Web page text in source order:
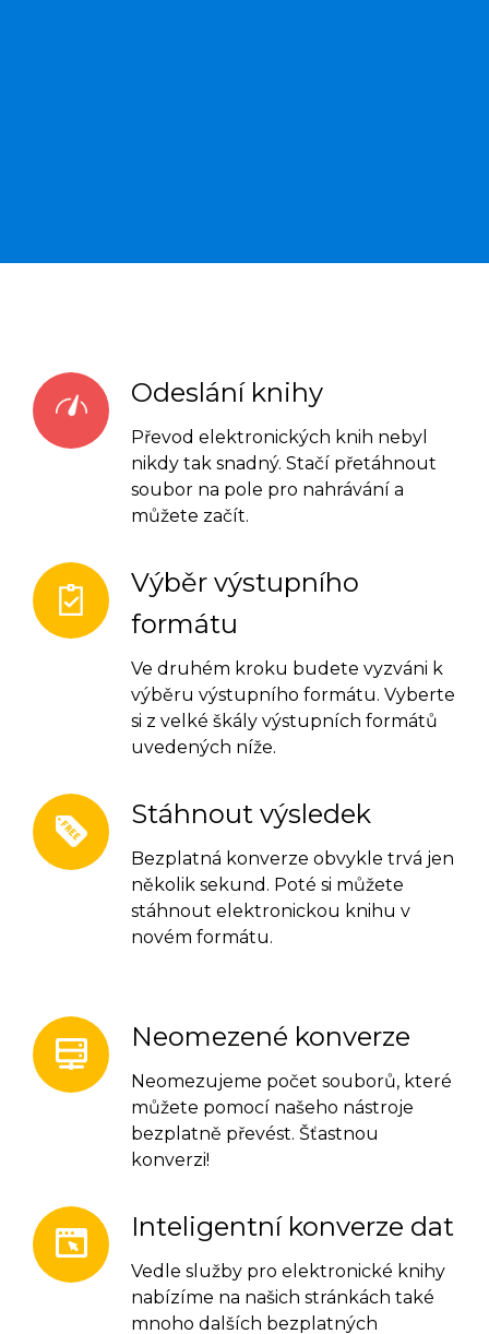
Odeslání knihy
Převod elektronických knih nebyl
nikdy tak snadný. Stačí přetáhnout
soubor na pole pro nahrávání a
můžete začít.
Výběr výstupního
formátu
Ve druhém kroku budete vyzváni k
výběru výstupního formátu. Vyberte
si z velké škály výstupních formátů
uvedených níže.
Stáhnout výsledek
Bezplatná konverze obvykle trvá jen
několik sekund. Poté si můžete
stáhnout elektronickou knihu v
novém formátu.
Neomezené konverze
Neomezujeme počet souborů, které
můžete pomocí našeho nástroje
bezplatně převést. Šťastnou
konverzi!
Inteligentní konverze dat
Vedle služby pro elektronické knihy
nabízíme na našich stránkách také
mnoho dalších bezplatných